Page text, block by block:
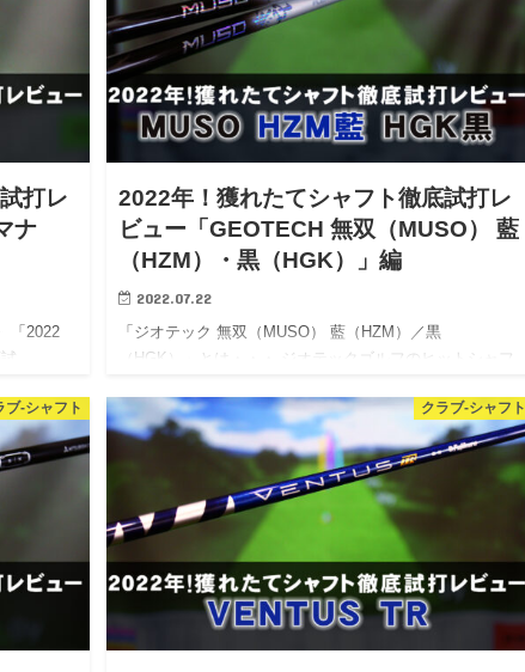
打レ
ナ
「2022
…
2022年！獲れたてシャフト徹底試打レ
ビュー「GEOTECH 無双（MUSO） 藍
（HZM）・黒（HGK）」編
2022.07.22
「ジオテック 無双（MUSO） 藍（HZM）／黒
（HGK）」とは・・・ ジオテックゴルフのヒットシャフ
ブ-シャフト クラブ-シャフト